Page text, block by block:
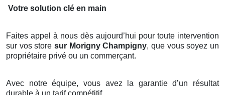
Votre solution clé en main
Faites appel à nous dès aujourd’hui pour toute intervention
sur vos store sur Morigny Champigny, que vous soyez un
propriétaire privé ou un commerçant.
Avec notre équipe, vous avez la garantie d’un résultat